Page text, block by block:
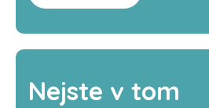
Nejste v tom